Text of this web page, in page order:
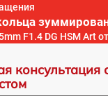
F1.4 DG HSM Art
консультация